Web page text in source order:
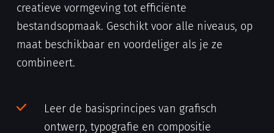
creatieve vormgeving tot efficiënte
bestandsopmaak. Geschikt voor alle niveaus, op
maat beschikbaar en voordeliger als je ze
combineert.
Leer de basisprincipes van grafisch
ontwerp, typografie en compositie